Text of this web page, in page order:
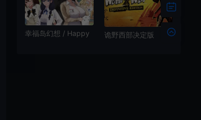
幸福岛幻想 / Happy
诡野西部决定版